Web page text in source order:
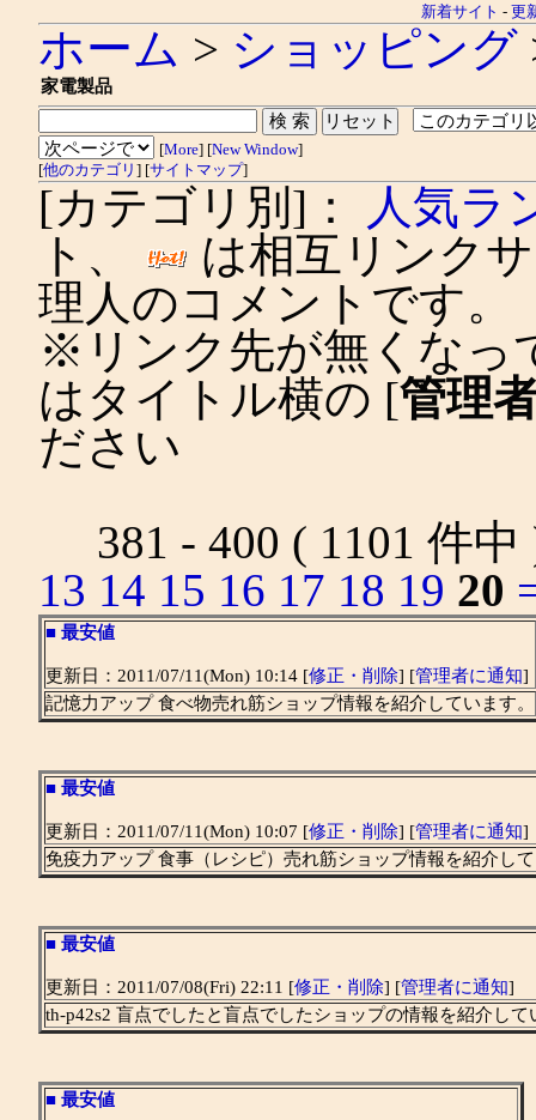
新着サイト - 更
ホーム > ショッピング
家電製品
[More] [New Window]
[他のカテゴリ ] [サイトマップ]
[カテゴリ別]：
人気ラ
ト、
は相互リンク
理人のコメントです。
※リンク先が無くなっ
はタイトル横の [管理
ださい
381 - 400 ( 1101 件
13 14 15 16 17 18 19 20
■ 最安値
更新日：2011/07/11(Mon) 10:14 [修正・削除] [管理者に通知]
記憶力アップ 食べ物売れ筋ショップ情報を紹介しています。
■ 最安値
更新日：2011/07/11(Mon) 10:07 [修正・削除] [管理者に通知]
免疫力アップ 食事（レシピ）売れ筋ショップ情報を紹介し
■ 最安値
更新日：2011/07/08(Fri) 22:11 [修正・削除] [管理者に通知]
th-p42s2 盲点でしたと盲点でしたショップの情報を紹介して
■ 最安値